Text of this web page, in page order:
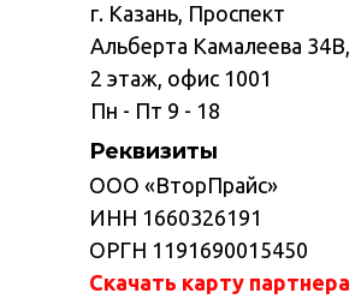
Реквизиты
г. Казань, Проспект
Альберта Камалеева 34В,
2 этаж, офис 1001
Пн - Пт 9 - 18
ООО «ВторПрайс»
ИНН 1660326191
ОРГН 1191690015450
Скачать карту партнера